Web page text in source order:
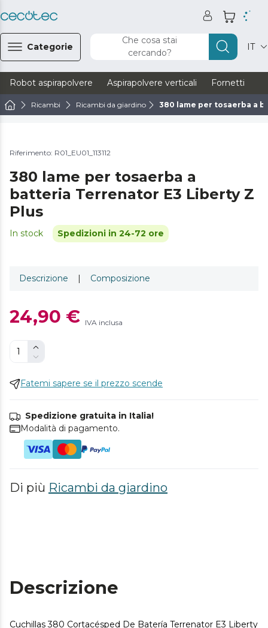
Categorie
Che cosa stai
cercando?
IT
Robot aspirapolvere Aspirapolvere verticali Fornetti
Ricambi Ricambi da giardino 380 lame per tosaerba a
Riferimento: R01_EU01_113112
380 lame per tosaerba a
batteria Terrenator E3 Liberty Z
Plus
In stock Spedizioni in 24-72 ore
Descrizione | Composizione
24,90 € IVA inclusa
Fatemi sapere se il prezzo scende
Spedizione gratuita in Italia!
Modalità di pagamento.
Di più Ricambi da giardino
Descrizione
Cuchillas 380 Cortacésped De Batería Terrenator E3 Liberty